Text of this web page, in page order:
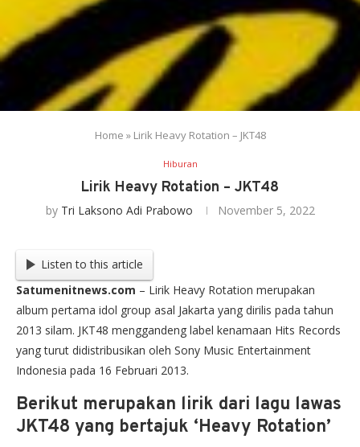
Home » Lirik Heavy Rotation – JKT48
Hiburan
Lirik Heavy Rotation – JKT48
by Tri Laksono Adi Prabowo November 5, 2022
Listen to this article
Satumenitnews.com – Lirik Heavy Rotation merupakan
album pertama idol group asal Jakarta yang dirilis pada tahun
2013 silam. JKT48 menggandeng label kenamaan Hits Records
yang turut didistribusikan oleh Sony Music Entertainment
Indonesia pada 16 Februari 2013.
Berikut merupakan lirik dari lagu lawas
JKT48 yang bertajuk ‘Heavy Rotation’